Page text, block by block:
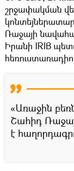
շրջափակման
Ռաջայի
Իրանի IRIB
«Առաջին
Շահիդ
է